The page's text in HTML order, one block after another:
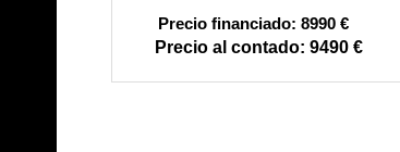
8990 €
9490 €